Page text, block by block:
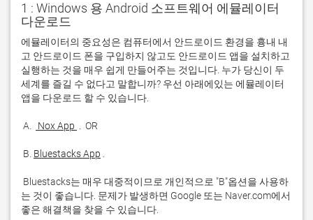
1 : Windows 용 Android 소프트웨어 에뮬레이터
다운로드
에뮬레이터의 중요성은 컴퓨터에서 안드로이드 환경을 흉내 내
고 안드로이드 폰을 구입하지 않고도 안드로이드 앱을 설치하고
실행하는 것을 매우 쉽게 만들어주는 것입니다. 누가 당신이 두
세계를 즐길 수 없다고 말합니까? 우선 아래에있는 에뮬레이터
A. Nox App
B. Bluestacks App
는 것이 좋습니다. 문제가 발생하면 Google 또는 Naver.com에서
좋은 해결책을 찾을 수 있습니다.